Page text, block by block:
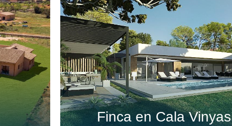
Finca en Cala Vinyas